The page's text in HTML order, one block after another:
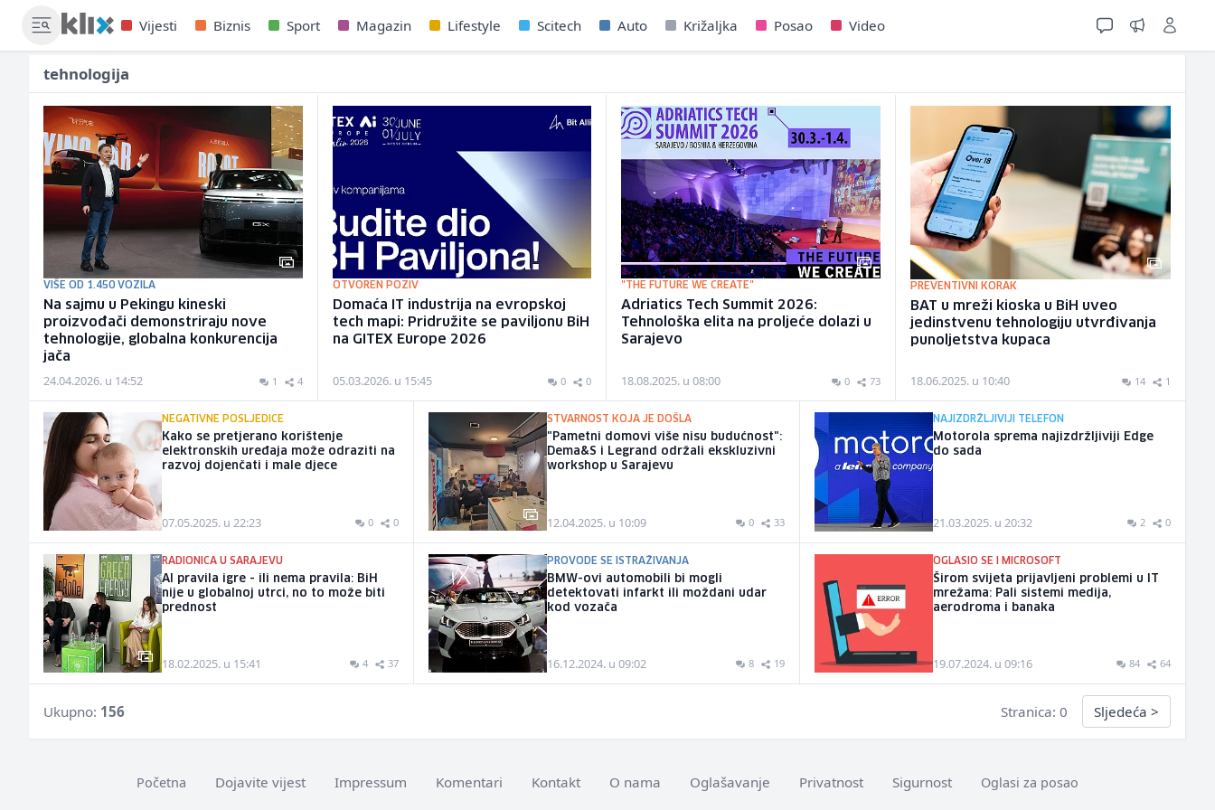
Vijesti Biznis Sport Magazin Lifestyle Scitech Auto Križaljka Posao Video
tehnologija
VIŠE OD 1.450 VOZILA
Na sajmu u Pekingu kineski
proizvođači demonstriraju nove
tehnologije, globalna konkurencija
jača
24.04.2026. u 14:52 1 4
OTVOREN POZIV
Domaća IT industrija na evropskoj
tech mapi: Pridružite se paviljonu BiH
na GITEX Europe 2026
05.03.2026. u 15:45 0 0
"THE FUTURE WE CREATE"
Adriatics Tech Summit 2026:
Tehnološka elita na proljeće dolazi u
Sarajevo
18.08.2025. u 08:00 0 73
PREVENTIVNI KORAK
BAT u mreži kioska u BiH uveo
jedinstvenu tehnologiju utvrđivanja
punoljetstva kupaca
18.06.2025. u 10:40 14 1
NEGATIVNE POSLJEDICE
Kako se pretjerano korištenje
elektronskih uređaja može odraziti na
razvoj dojenčati i male djece
07.05.2025. u 22:23 0 0
STVARNOST KOJA JE DOŠLA
"Pametni domovi više nisu budućnost":
Dema&S i Legrand održali ekskluzivni
workshop u Sarajevu
12.04.2025. u 10:09 0 33
NAJIZDRŽLJIVIJI TELEFON
Motorola sprema najizdržljiviji Edge
do sada
21.03.2025. u 20:32 2 0
RADIONICA U SARAJEVU
AI pravila igre - ili nema pravila: BiH
nije u globalnoj utrci, no to može biti
prednost
18.02.2025. u 15:41 4 37
PROVODE SE ISTRAŽIVANJA
BMW-ovi automobili bi mogli
detektovati infarkt ili moždani udar
kod vozača
16.12.2024. u 09:02 8 19
OGLASIO SE I MICROSOFT
Širom svijeta prijavljeni problemi u IT
mrežama: Pali sistemi medija,
aerodroma i banaka
19.07.2024. u 09:16 84 64
Ukupno: 156 Stranica: 0 Sljedeća >
Početna Dojavite vijest Impressum Komentari Kontakt O nama Oglašavanje Privatnost Sigurnost Oglasi za posao